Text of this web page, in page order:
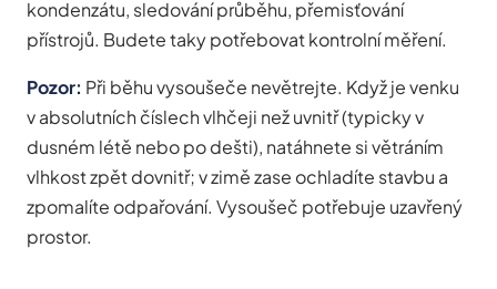
kondenzátu, sledování průběhu, přemisťování
přístrojů. Budete taky potřebovat kontrolní měření.
Pozor: Při běhu vysoušeče nevětrejte. Když je venku
v absolutních číslech vlhčeji než uvnitř (typicky v
dusném létě nebo po dešti), natáhnete si větráním
vlhkost zpět dovnitř; v zimě zase ochladíte stavbu a
zpomalíte odpařování. Vysoušeč potřebuje uzavřený
prostor.